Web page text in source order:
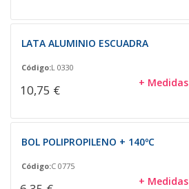
LATA ALUMINIO ESCUADRA
Código:L 0330
10,75 € + Medidas
BOL POLIPROPILENO + 140ºC
Código:C 0775
+ Medidas